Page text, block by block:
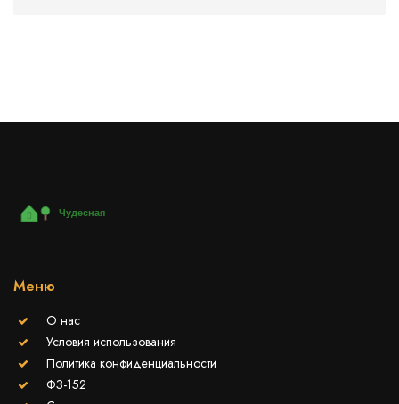
Меню
О нас
Условия использования
Политика конфиденциальности
ФЗ-152